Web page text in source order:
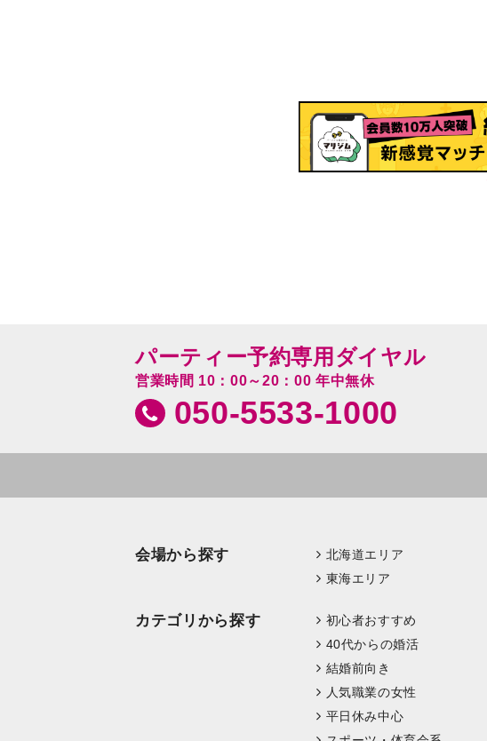
パーティー予約専用ダイヤル
営業時間 10：00～20：00 年中無休
050-5533-1000
会場から探す 北海道エリア
東海エリア
カテゴリから探す 初心者おすすめ
40代からの婚活
結婚前向き
人気職業の女性
平日休み中心